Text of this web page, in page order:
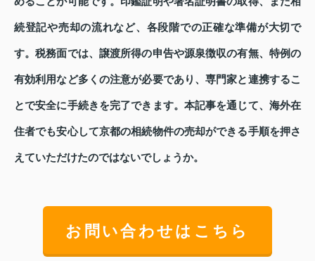
続登記や売却の流れなど、各段階での正確な準備が大切で
す。税務面では、譲渡所得の申告や源泉徴収の有無、特例の
有効利用など多くの注意が必要であり、専門家と連携するこ
とで安全に手続きを完了できます。本記事を通じて、海外在
住者でも安心して京都の相続物件の売却ができる手順を押さ
えていただけたのではないでしょうか。
お問い合わせはこちら